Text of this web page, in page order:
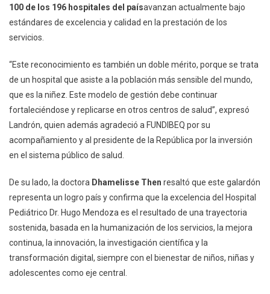
100 de los 196 hospitales del paísavanzan actualmente bajo
estándares de excelencia y calidad en la prestación de los
servicios.
“Este reconocimiento es también un doble mérito, porque se trata
de un hospital que asiste a la población más sensible del mundo,
que es la niñez. Este modelo de gestión debe continuar
fortaleciéndose y replicarse en otros centros de salud”, expresó
Landrón, quien además agradeció a FUNDIBEQ por su
acompañamiento y al presidente de la República por la inversión
en el sistema público de salud.
De su lado, la doctora Dhamelisse Then resaltó que este galardón
representa un logro país y confirma que la excelencia del Hospital
Pediátrico Dr. Hugo Mendoza es el resultado de una trayectoria
sostenida, basada en la humanización de los servicios, la mejora
continua, la innovación, la investigación científica y la
transformación digital, siempre con el bienestar de niños, niñas y
adolescentes como eje central.